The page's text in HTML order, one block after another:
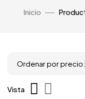
Inicio
Vista